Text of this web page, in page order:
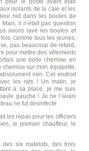
pour le poste avant était
isolants de la cale et les
nid dans les boules de
il n’était pas question
avons lavé les boules et
comme tous les jeunes,
pas beaucoup de retard,
pour mettre des vêtements
une belle chemise en
chemise sur mon équipette,
rien. Cet endroit
les rats ! Un matin, je
à sa place, je me suis
gauche ! Je ne l’avais
ne fut désinfecté.
les repas pour les officiers
le premier chauffeur, le
des six matelots, des trois